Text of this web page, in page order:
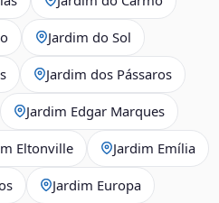
Jardim do Sol
Jardim dos Pássaros
Jardim Edgar Marques
Eltonville Jardim Emília
Jardim Europa